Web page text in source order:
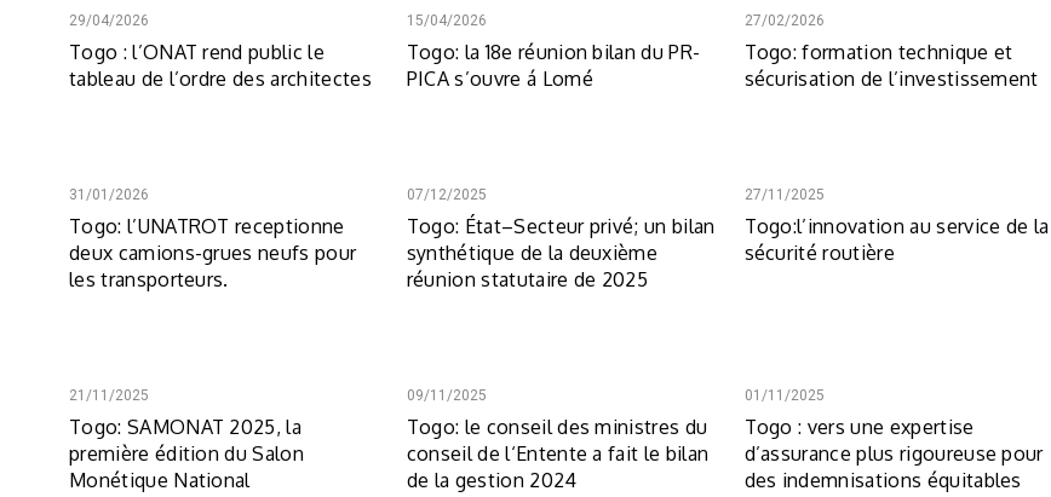
29/04/2026
Togo : l’ONAT rend public le
tableau de l’ordre des architectes
15/04/2026
Togo: la 18e réunion bilan du PR-
PICA s’ouvre á Lomé
27/02/2026
Togo: formation technique et
sécurisation de l’investissement
31/01/2026
Togo: l’UNATROT receptionne
deux camions-grues neufs pour
les transporteurs.
07/12/2025
Togo: État–Secteur privé; un bilan
synthétique de la deuxième
réunion statutaire de 2025
27/11/2025
Togo:l’innovation au service de la
sécurité routière
21/11/2025
Togo: SAMONAT 2025, la
première édition du Salon
Monétique National
09/11/2025
Togo: le conseil des ministres du
conseil de l‘Entente a fait le bilan
de la gestion 2024
01/11/2025
Togo : vers une expertise
d’assurance plus rigoureuse pour
des indemnisations équitables